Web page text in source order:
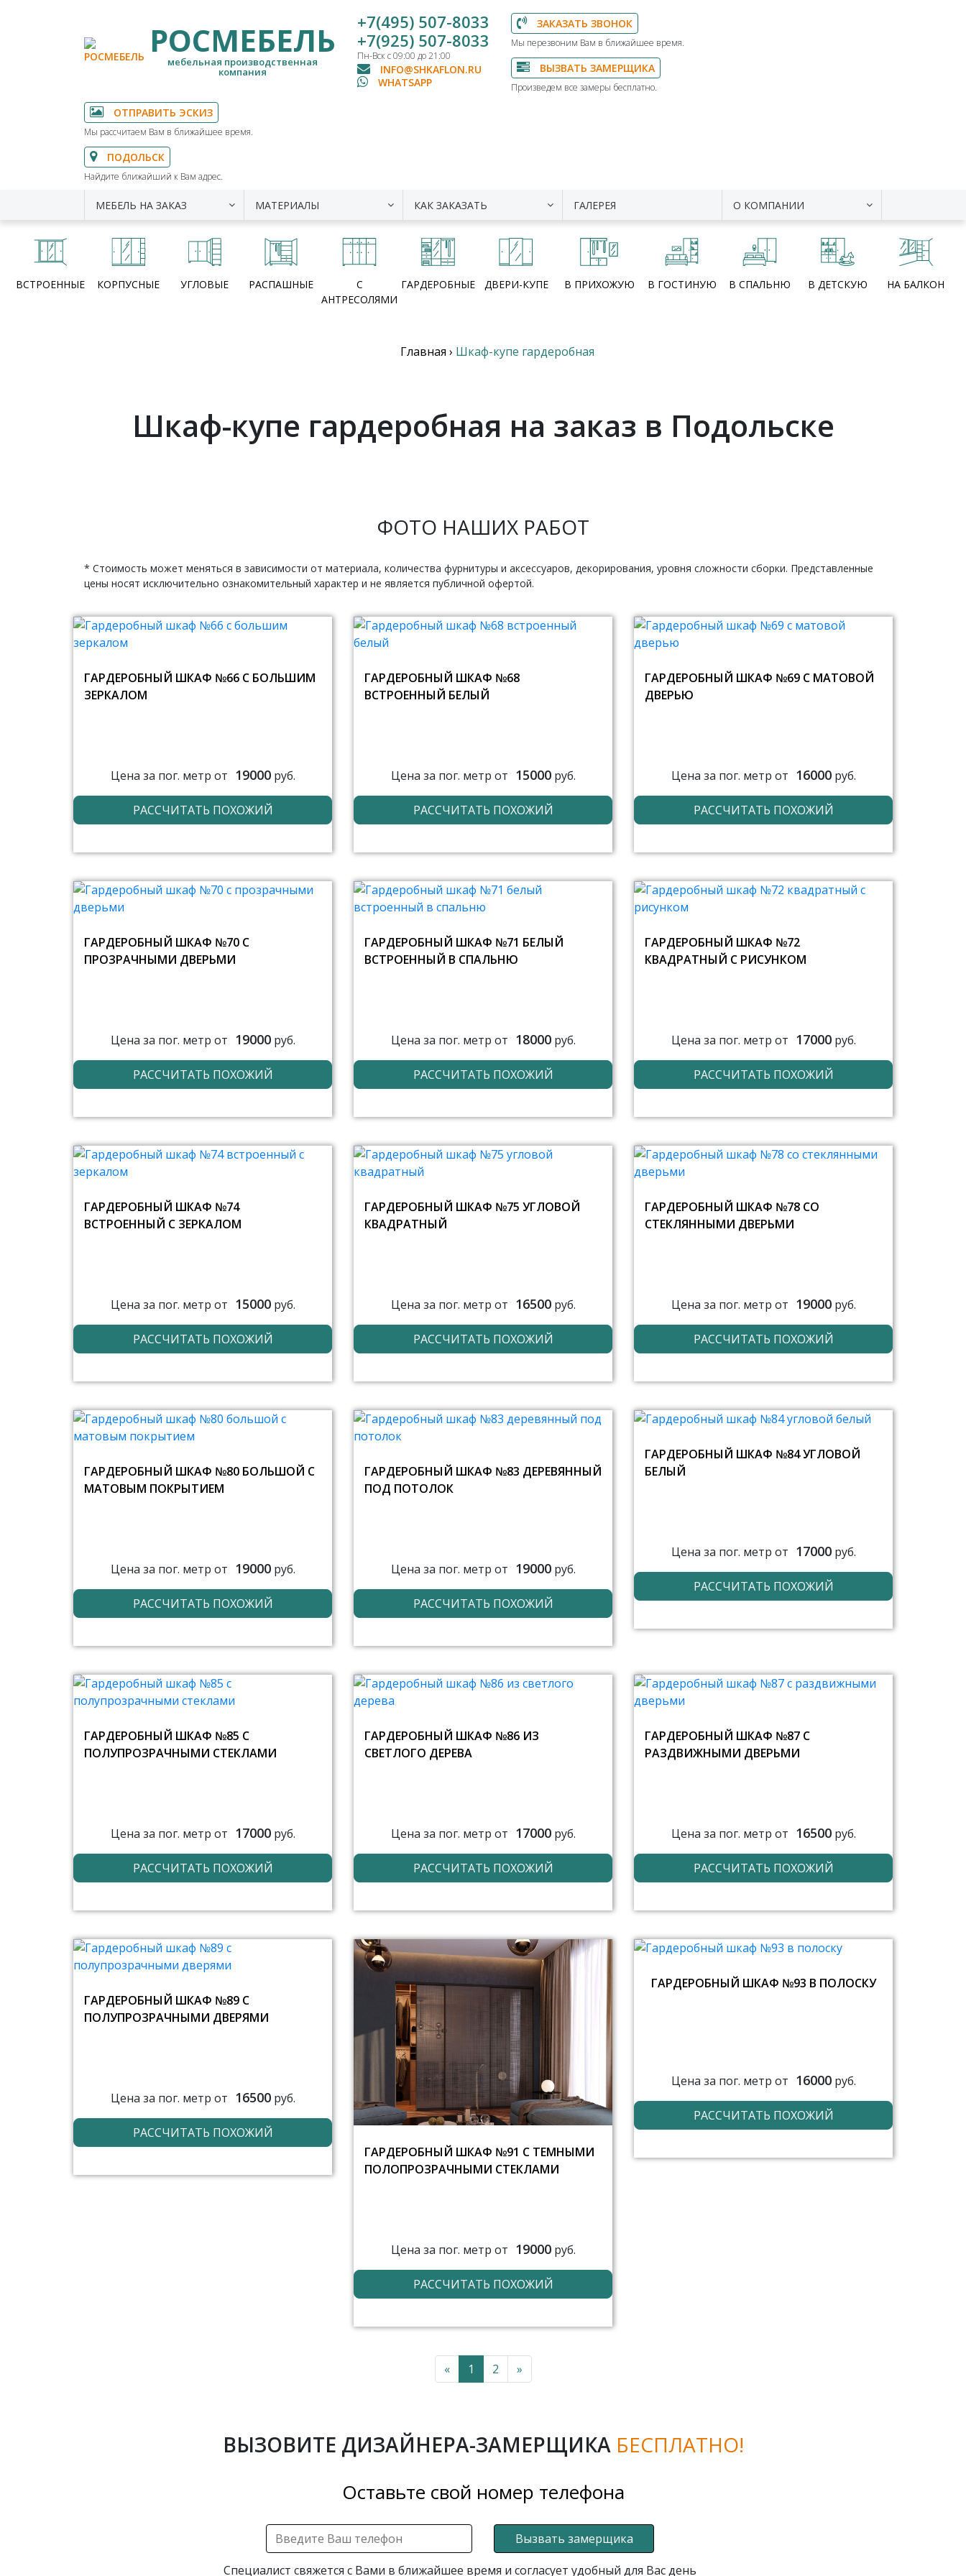
РОСМЕБЕЛЬ
мебельная производственная
компания
+7(495) 507-8033
+7(925) 507-8033
Пн-Вск с 09:00 до 21:00
INFO@SHKAFLON.RU
WHATSAPP
ЗАКАЗАТЬ ЗВОНОК
Мы перезвоним Вам в ближайшее время.
ВЫЗВАТЬ ЗАМЕРЩИКА
Произведем все замеры бесплатно.
ОТПРАВИТЬ ЭСКИЗ
Мы рассчитаем Вам в ближайшее время.
ПОДОЛЬСК
Найдите ближайший к Вам адрес.
МЕБЕЛЬ НА ЗАКАЗ МАТЕРИАЛЫ КАК ЗАКАЗАТЬ ГАЛЕРЕЯ О КОМПАНИИ
ВСТРОЕННЫЕ КОРПУСНЫЕ УГЛОВЫЕ РАСПАШНЫЕ
С
АНТРЕСОЛЯМИ
ГАРДЕРОБНЫЕ ДВЕРИ-КУПЕ В ПРИХОЖУЮ В ГОСТИНУЮ В СПАЛЬНЮ В ДЕТСКУЮ НА БАЛКОН
Главная › Шкаф-купе гардеробная
Шкаф-купе гардеробная на заказ в Подольске
ФОТО НАШИХ РАБОТ
* Стоимость может меняться в зависимости от материала, количества фурнитуры и аксессуаров, декорирования, уровня сложности сборки. Представленные
цены носят исключительно ознакомительный характер и не является публичной офертой.
ГАРДЕРОБНЫЙ ШКАФ №66 С БОЛЬШИМ
ЗЕРКАЛОМ
Цена за пог. метр от 19000руб.
РАССЧИТАТЬ ПОХОЖИЙ
ГАРДЕРОБНЫЙ ШКАФ №68
ВСТРОЕННЫЙ БЕЛЫЙ
Цена за пог. метр от 15000руб.
РАССЧИТАТЬ ПОХОЖИЙ
ГАРДЕРОБНЫЙ ШКАФ №69 С МАТОВОЙ
ДВЕРЬЮ
Цена за пог. метр от 16000руб.
РАССЧИТАТЬ ПОХОЖИЙ
ГАРДЕРОБНЫЙ ШКАФ №70 С
ПРОЗРАЧНЫМИ ДВЕРЬМИ
Цена за пог. метр от 19000руб.
РАССЧИТАТЬ ПОХОЖИЙ
ГАРДЕРОБНЫЙ ШКАФ №71 БЕЛЫЙ
ВСТРОЕННЫЙ В СПАЛЬНЮ
Цена за пог. метр от 18000руб.
РАССЧИТАТЬ ПОХОЖИЙ
ГАРДЕРОБНЫЙ ШКАФ №72
КВАДРАТНЫЙ С РИСУНКОМ
Цена за пог. метр от 17000руб.
РАССЧИТАТЬ ПОХОЖИЙ
ГАРДЕРОБНЫЙ ШКАФ №74
ВСТРОЕННЫЙ С ЗЕРКАЛОМ
Цена за пог. метр от 15000руб.
РАССЧИТАТЬ ПОХОЖИЙ
ГАРДЕРОБНЫЙ ШКАФ №75 УГЛОВОЙ
КВАДРАТНЫЙ
Цена за пог. метр от 16500руб.
РАССЧИТАТЬ ПОХОЖИЙ
ГАРДЕРОБНЫЙ ШКАФ №78 СО
СТЕКЛЯННЫМИ ДВЕРЬМИ
Цена за пог. метр от 19000руб.
РАССЧИТАТЬ ПОХОЖИЙ
ГАРДЕРОБНЫЙ ШКАФ №80 БОЛЬШОЙ С
МАТОВЫМ ПОКРЫТИЕМ
Цена за пог. метр от 19000руб.
РАССЧИТАТЬ ПОХОЖИЙ
ГАРДЕРОБНЫЙ ШКАФ №83 ДЕРЕВЯННЫЙ
ПОД ПОТОЛОК
Цена за пог. метр от 19000руб.
РАССЧИТАТЬ ПОХОЖИЙ
ГАРДЕРОБНЫЙ ШКАФ №84 УГЛОВОЙ
БЕЛЫЙ
Цена за пог. метр от 17000руб.
РАССЧИТАТЬ ПОХОЖИЙ
ГАРДЕРОБНЫЙ ШКАФ №85 С
ПОЛУПРОЗРАЧНЫМИ СТЕКЛАМИ
Цена за пог. метр от 17000руб.
РАССЧИТАТЬ ПОХОЖИЙ
ГАРДЕРОБНЫЙ ШКАФ №86 ИЗ
СВЕТЛОГО ДЕРЕВА
Цена за пог. метр от 17000руб.
РАССЧИТАТЬ ПОХОЖИЙ
ГАРДЕРОБНЫЙ ШКАФ №87 С
РАЗДВИЖНЫМИ ДВЕРЬМИ
Цена за пог. метр от 16500руб.
РАССЧИТАТЬ ПОХОЖИЙ
ГАРДЕРОБНЫЙ ШКАФ №89 С
ПОЛУПРОЗРАЧНЫМИ ДВЕРЯМИ
Цена за пог. метр от 16500руб.
РАССЧИТАТЬ ПОХОЖИЙ
ГАРДЕРОБНЫЙ ШКАФ №91 С ТЕМНЫМИ
ПОЛОПРОЗРАЧНЫМИ СТЕКЛАМИ
Цена за пог. метр от 19000руб.
РАССЧИТАТЬ ПОХОЖИЙ
ГАРДЕРОБНЫЙ ШКАФ №93 В ПОЛОСКУ
Цена за пог. метр от 16000руб.
РАССЧИТАТЬ ПОХОЖИЙ
« 1 2 »
ВЫЗОВИТЕ ДИЗАЙНЕРА-ЗАМЕРЩИКА БЕСПЛАТНО!
Оставьте свой номер телефона
Вызвать замерщика
Специалист свяжется с Вами в ближайшее время и согласует удобный для Вас день